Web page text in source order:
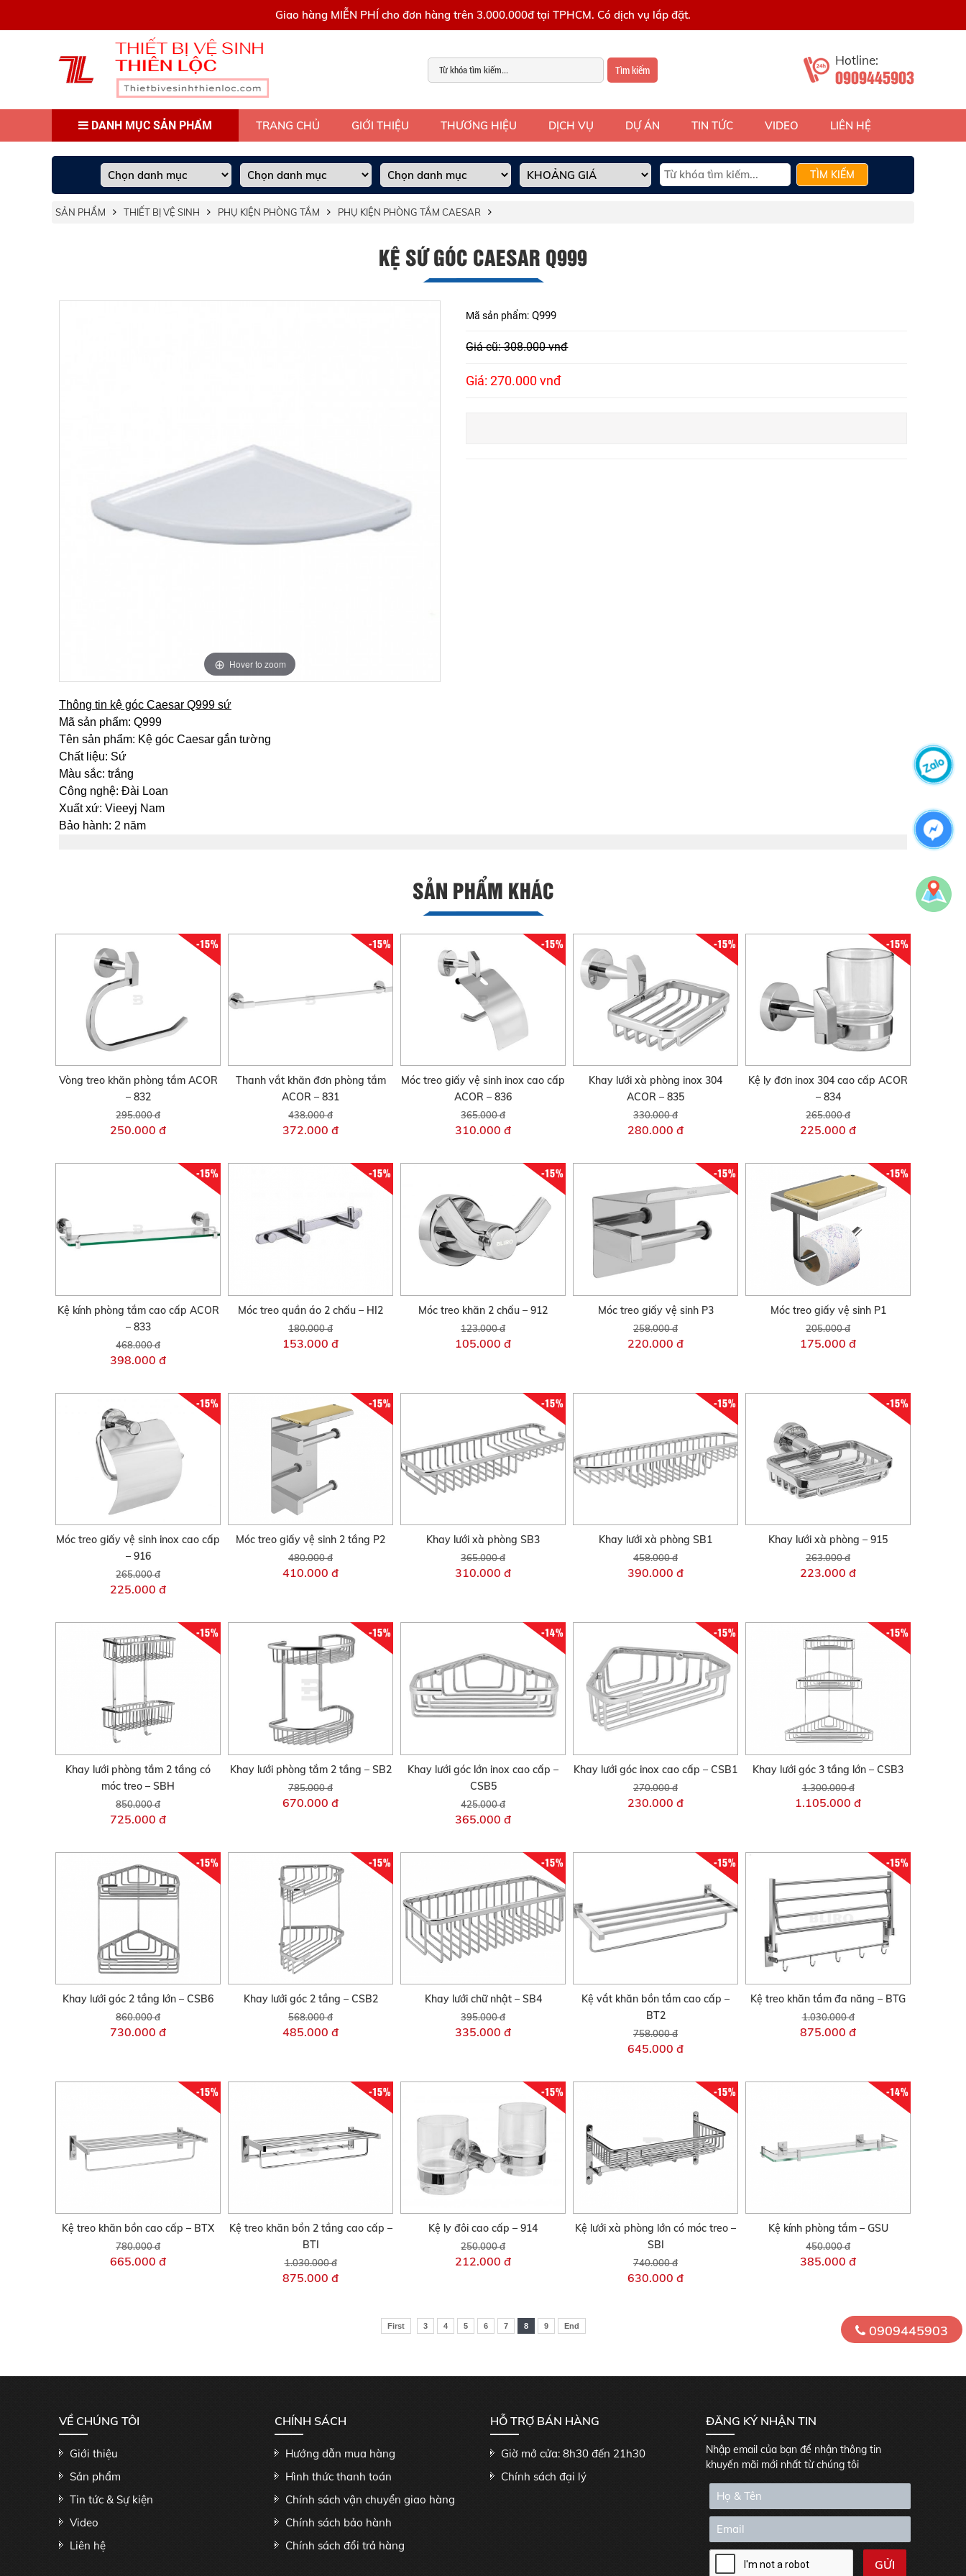
Giao hàng MIỄN PHÍ cho đơn hàng trên 3.000.000đ tại TPHCM. Có dịch vụ lắp đặt.
Tìm kiếm
Hotline:
0909445903
DANH MỤC SẢN PHẨM TRANG CHỦ GIỚI THIỆU THƯƠNG HIỆU DỊCH VỤ DỰ ÁN TIN TỨC VIDEO LIÊN HỆ
TÌM KIẾM
SẢN PHẨM THIẾT BỊ VỆ SINH PHỤ KIỆN PHÒNG TẮM PHỤ KIỆN PHÒNG TẮM CAESAR
KỆ SỨ GÓC CAESAR Q999
Hover to zoom
Mã sản phẩm: Q999
Giá cũ: 308.000 vnđ
Giá: 270.000 vnđ
Thông tin kệ góc Caesar Q999 sứ
Mã sản phẩm: Q999
Tên sản phẩm: Kệ góc Caesar gắn tường
Chất liệu: Sứ
Màu sắc: trắng
Công nghệ: Đài Loan
Xuất xứ: Vieeyj Nam
Bảo hành: 2 năm
SẢN PHẨM KHÁC
-15%
Vòng treo khăn phòng tắm ACOR
– 832
295.000 đ
250.000 đ
-15%
Thanh vắt khăn đơn phòng tắm
ACOR – 831
438.000 đ
372.000 đ
-15%
Móc treo giấy vệ sinh inox cao cấp
ACOR – 836
365.000 đ
310.000 đ
-15%
Khay lưới xà phòng inox 304
ACOR – 835
330.000 đ
280.000 đ
-15%
Kệ ly đơn inox 304 cao cấp ACOR
– 834
265.000 đ
225.000 đ
-15%
Kệ kính phòng tắm cao cấp ACOR
– 833
468.000 đ
398.000 đ
-15%
Móc treo quần áo 2 chấu – HI2
180.000 đ
153.000 đ
-15%
Móc treo khăn 2 chấu – 912
123.000 đ
105.000 đ
-15%
Móc treo giấy vệ sinh P3
258.000 đ
220.000 đ
-15%
Móc treo giấy vệ sinh P1
205.000 đ
175.000 đ
-15%
Móc treo giấy vệ sinh inox cao cấp
– 916
265.000 đ
225.000 đ
-15%
Móc treo giấy vệ sinh 2 tầng P2
480.000 đ
410.000 đ
-15%
Khay lưới xà phòng SB3
365.000 đ
310.000 đ
-15%
Khay lưới xà phòng SB1
458.000 đ
390.000 đ
-15%
Khay lưới xà phòng – 915
263.000 đ
223.000 đ
-15%
Khay lưới phòng tắm 2 tầng có
móc treo – SBH
850.000 đ
725.000 đ
-15%
Khay lưới phòng tắm 2 tầng – SB2
785.000 đ
670.000 đ
-14%
Khay lưới góc lớn inox cao cấp –
CSB5
425.000 đ
365.000 đ
-15%
Khay lưới góc inox cao cấp – CSB1
270.000 đ
230.000 đ
-15%
Khay lưới góc 3 tầng lớn – CSB3
1.300.000 đ
1.105.000 đ
-15%
Khay lưới góc 2 tầng lớn – CSB6
860.000 đ
730.000 đ
-15%
Khay lưới góc 2 tầng – CSB2
568.000 đ
485.000 đ
-15%
Khay lưới chữ nhật – SB4
395.000 đ
335.000 đ
-15%
Kệ vắt khăn bồn tắm cao cấp –
BT2
758.000 đ
645.000 đ
-15%
Kệ treo khăn tắm đa năng – BTG
1.030.000 đ
875.000 đ
-15%
Kệ treo khăn bồn cao cấp – BTX
780.000 đ
665.000 đ
-15%
Kệ treo khăn bồn 2 tầng cao cấp –
BTI
1.030.000 đ
875.000 đ
-15%
Kệ ly đôi cao cấp – 914
250.000 đ
212.000 đ
-15%
Kệ lưới xà phòng lớn có móc treo –
SBI
740.000 đ
630.000 đ
-14%
Kệ kính phòng tắm – GSU
450.000 đ
385.000 đ
First 3 4 5 6 7 8 9 End
VỀ CHÚNG TÔI
Giới thiệu
Sản phẩm
Tin tức & Sự kiện
Video
Liên hệ
CHÍNH SÁCH
Hướng dẫn mua hàng
Hình thức thanh toán
Chính sách vận chuyển giao hàng
Chính sách bảo hành
Chính sách đổi trả hàng
HỖ TRỢ BÁN HÀNG
Giờ mở cửa: 8h30 đến 21h30
Chính sách đại lý
ĐĂNG KÝ NHẬN TIN
Nhập email của bạn để nhận thông tin
khuyến mãi mới nhất từ chúng tôi
0909445903